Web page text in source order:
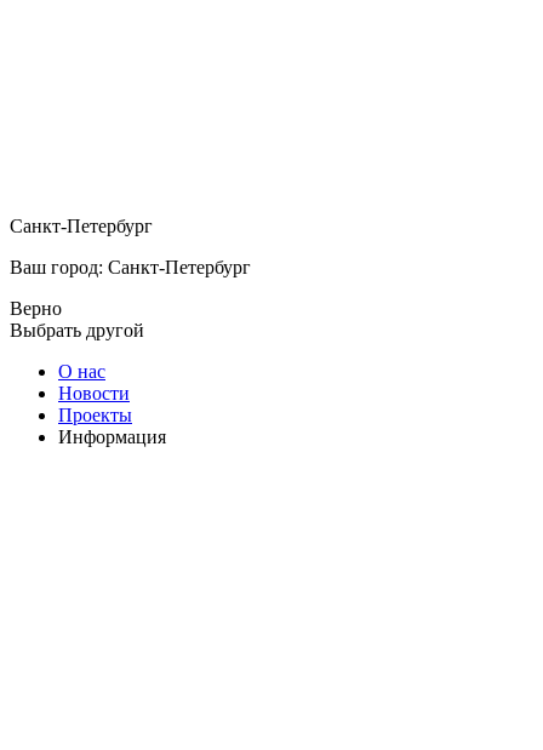
Санкт-Петербург
Ваш город: Санкт-Петербург
Верно
Выбрать другой
О нас
Новости
Проекты
Информация